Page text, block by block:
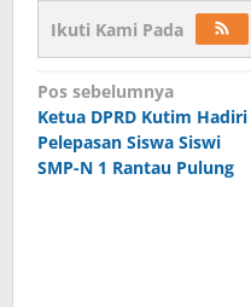
Ikuti Kami Pada
Navigasi
pos
Pos sebelumnya
Ketua DPRD Kutim Hadiri
Pelepasan Siswa Siswi
SMP-N 1 Rantau Pulung